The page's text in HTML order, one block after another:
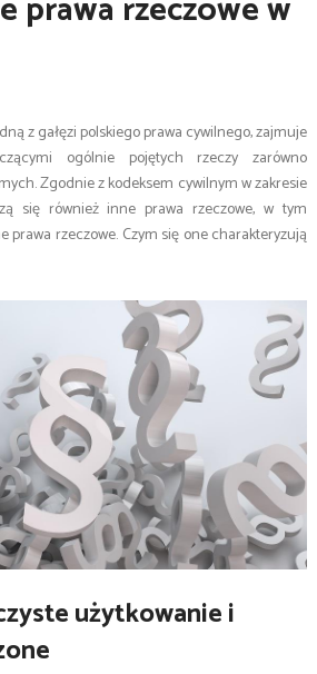
z gałęzi polskiego prawa cywilnego, zajmuje
ogólnie pojętych rzeczy zarówno
Zgodnie z kodeksem cywilnym w zakresie
się również inne prawa rzeczowe, w tym
rzeczowe. Czym się one charakteryzują
użytkowanie i